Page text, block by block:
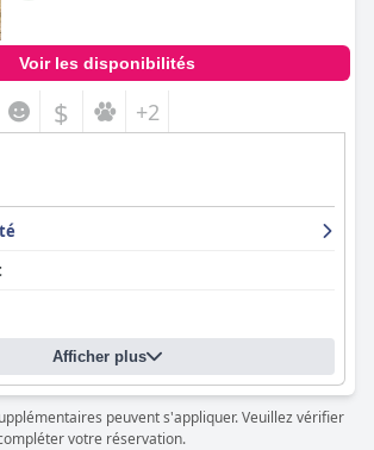
Voir les disponibilités
$ +2
Afficher plus
peuvent s'appliquer. Veuillez vérifier
votre réservation.